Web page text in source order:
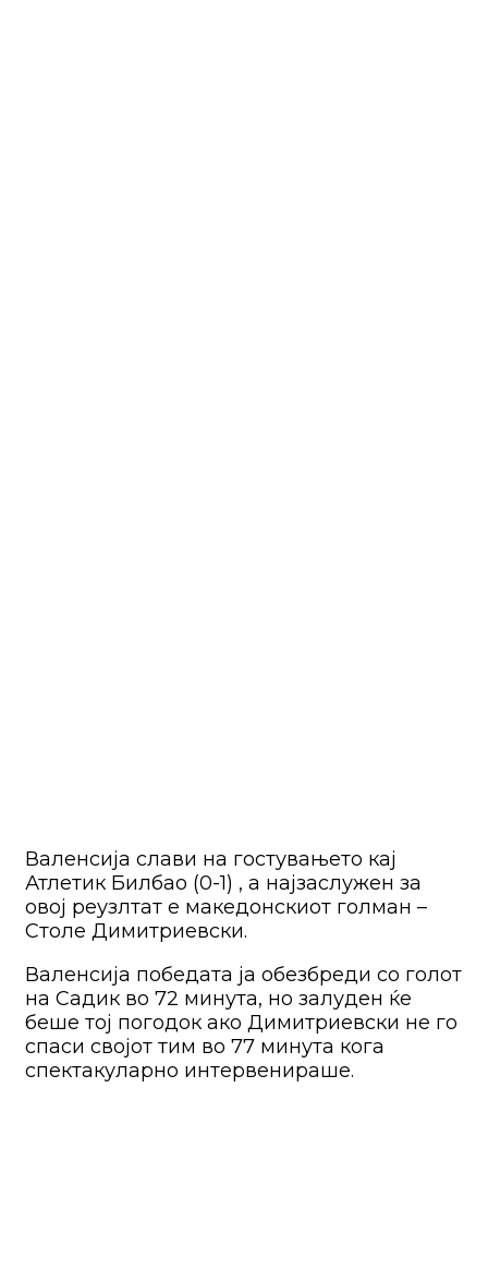
Валенсија слави на гостувањето кај
Атлетик Билбао (0-1) , а најзаслужен за
овој реузлтат е македонскиот голман –
Столе Димитриевски.
Валенсија победата ја обезбреди со голот
на Садик во 72 минута, но залуден ќе
беше тој погодок ако Димитриевски не го
спаси својот тим во 77 минута кога
спектакуларно интервенираше.